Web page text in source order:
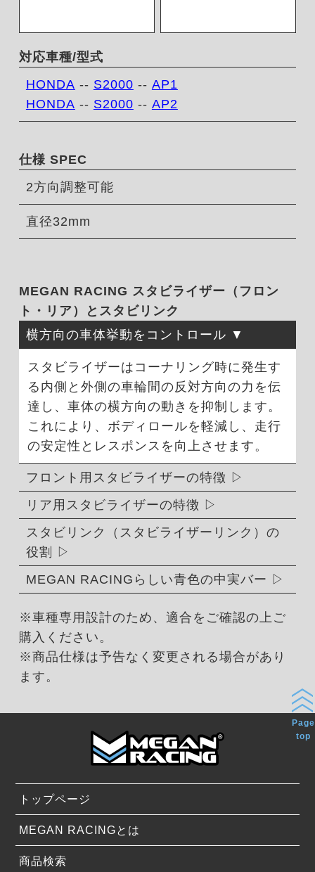
対応車種/型式
HONDA -- S2000 -- AP1
HONDA -- S2000 -- AP2
仕様 SPEC
2方向調整可能
直径32mm
MEGAN RACING スタビライザー（フロン
ト・リア）とスタビリンク
横方向の車体挙動をコントロール
スタビライザーはコーナリング時に発生す
る内側と外側の車輪間の反対方向の力を伝
達し、車体の横方向の動きを抑制します。
これにより、ボディロールを軽減し、走行
の安定性とレスポンスを向上させます。
フロント用スタビライザーの特徴
リア用スタビライザーの特徴
スタビリンク（スタビライザーリンク）の
役割
MEGAN RACINGらしい青色の中実バー
※車種専用設計のため、適合をご確認の上ご
購入ください。
※商品仕様は予告なく変更される場合があり
ます。
トップページ
MEGAN RACINGとは
商品検索
Page
top